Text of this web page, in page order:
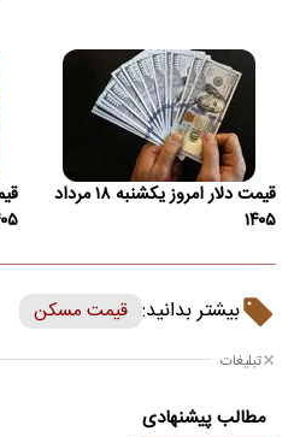
قیمت دلار امروز یکشنبه ۱۸ مرداد
۱۴۰۵
بیشتر بدانید: قیمت مسکن
تبلیغات
مطالب پیشنهادی